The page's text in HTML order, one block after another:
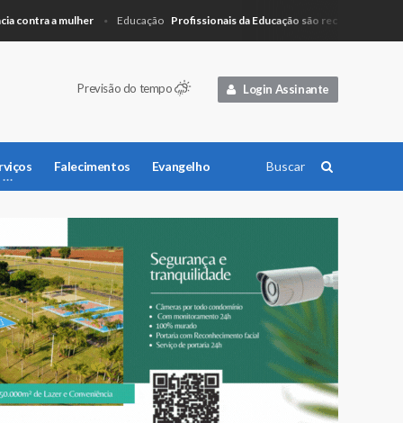
a mulher Educação Profissionais da Educação são recepcionados com
Login Assinante
Previsão do tempo
Falecimentos Evangelho